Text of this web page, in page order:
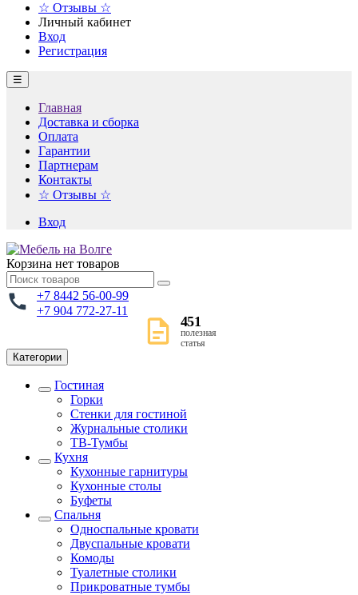
☆ Отзывы ☆
Личный кабинет
Вход
Регистрация
☰
Главная
Доставка и сборка
Оплата
Гарантии
Партнерам
Контакты
☆ Отзывы ☆
Вход
Корзина нет товаров
+7 8442 56-00-99
+7 904 772-27-11
451
полезная
статья
Категории
Гостиная
Горки
Стенки для гостиной
Журнальные столики
TВ-Тумбы
Кухня
Кухонные гарнитуры
Кухонные столы
Буфеты
Спальня
Односпальные кровати
Двуспальные кровати
Комоды
Туалетные столики
Прикроватные тумбы